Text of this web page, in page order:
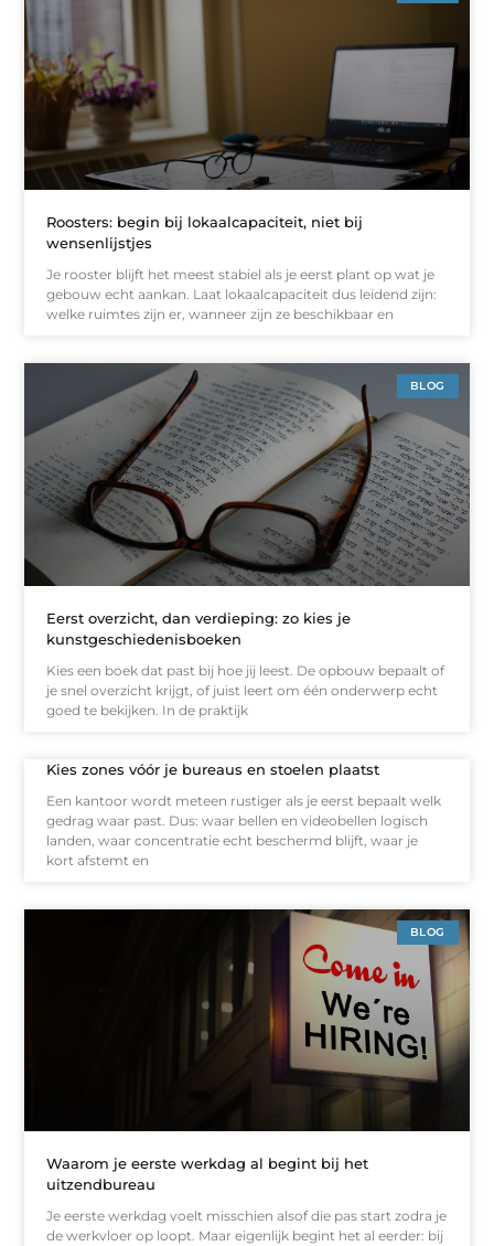
Roosters: begin bij lokaalcapaciteit, niet bij
wensenlijstjes
Je rooster blijft het meest stabiel als je eerst plant op wat je
gebouw echt aankan. Laat lokaalcapaciteit dus leidend zijn:
welke ruimtes zijn er, wanneer zijn ze beschikbaar en
BLOG
Eerst overzicht, dan verdieping: zo kies je
kunstgeschiedenisboeken
Kies een boek dat past bij hoe jij leest. De opbouw bepaalt of
je snel overzicht krijgt, of juist leert om één onderwerp echt
goed te bekijken. In de praktijk
Kies zones vóór je bureaus en stoelen plaatst
Een kantoor wordt meteen rustiger als je eerst bepaalt welk
gedrag waar past. Dus: waar bellen en videobellen logisch
landen, waar concentratie echt beschermd blijft, waar je
kort afstemt en
BLOG
Waarom je eerste werkdag al begint bij het
uitzendbureau
Je eerste werkdag voelt misschien alsof die pas start zodra je
de werkvloer op loopt. Maar eigenlijk begint het al eerder: bij